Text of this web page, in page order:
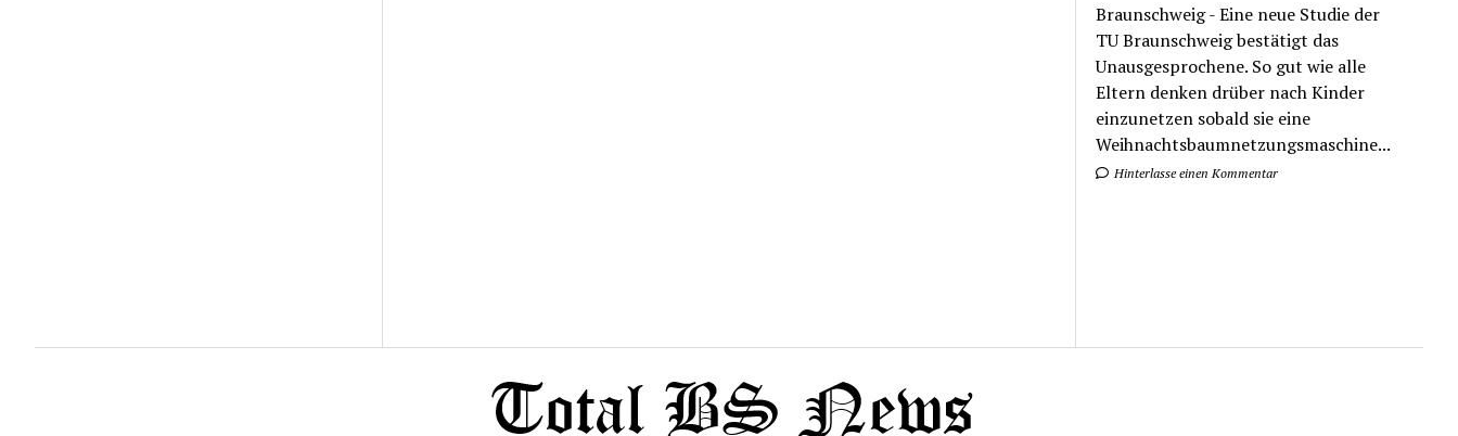
Braunschweig - Eine neue Studie der
TU Braunschweig bestätigt das
Unausgesprochene. So gut wie alle
Eltern denken drüber nach Kinder
einzunetzen sobald sie eine
Weihnachtsbaumnetzungsmaschine...
Hinterlasse einen Kommentar